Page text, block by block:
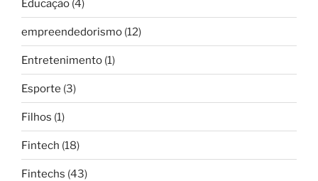
Educação (4)
empreendedorismo (12)
Entretenimento (1)
Esporte (3)
Filhos (1)
Fintech (18)
Fintechs (43)